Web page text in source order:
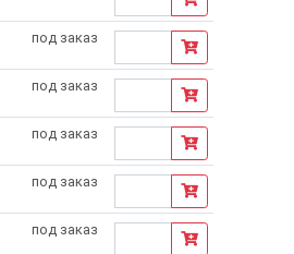
под заказ
под заказ
под заказ
под заказ
под заказ